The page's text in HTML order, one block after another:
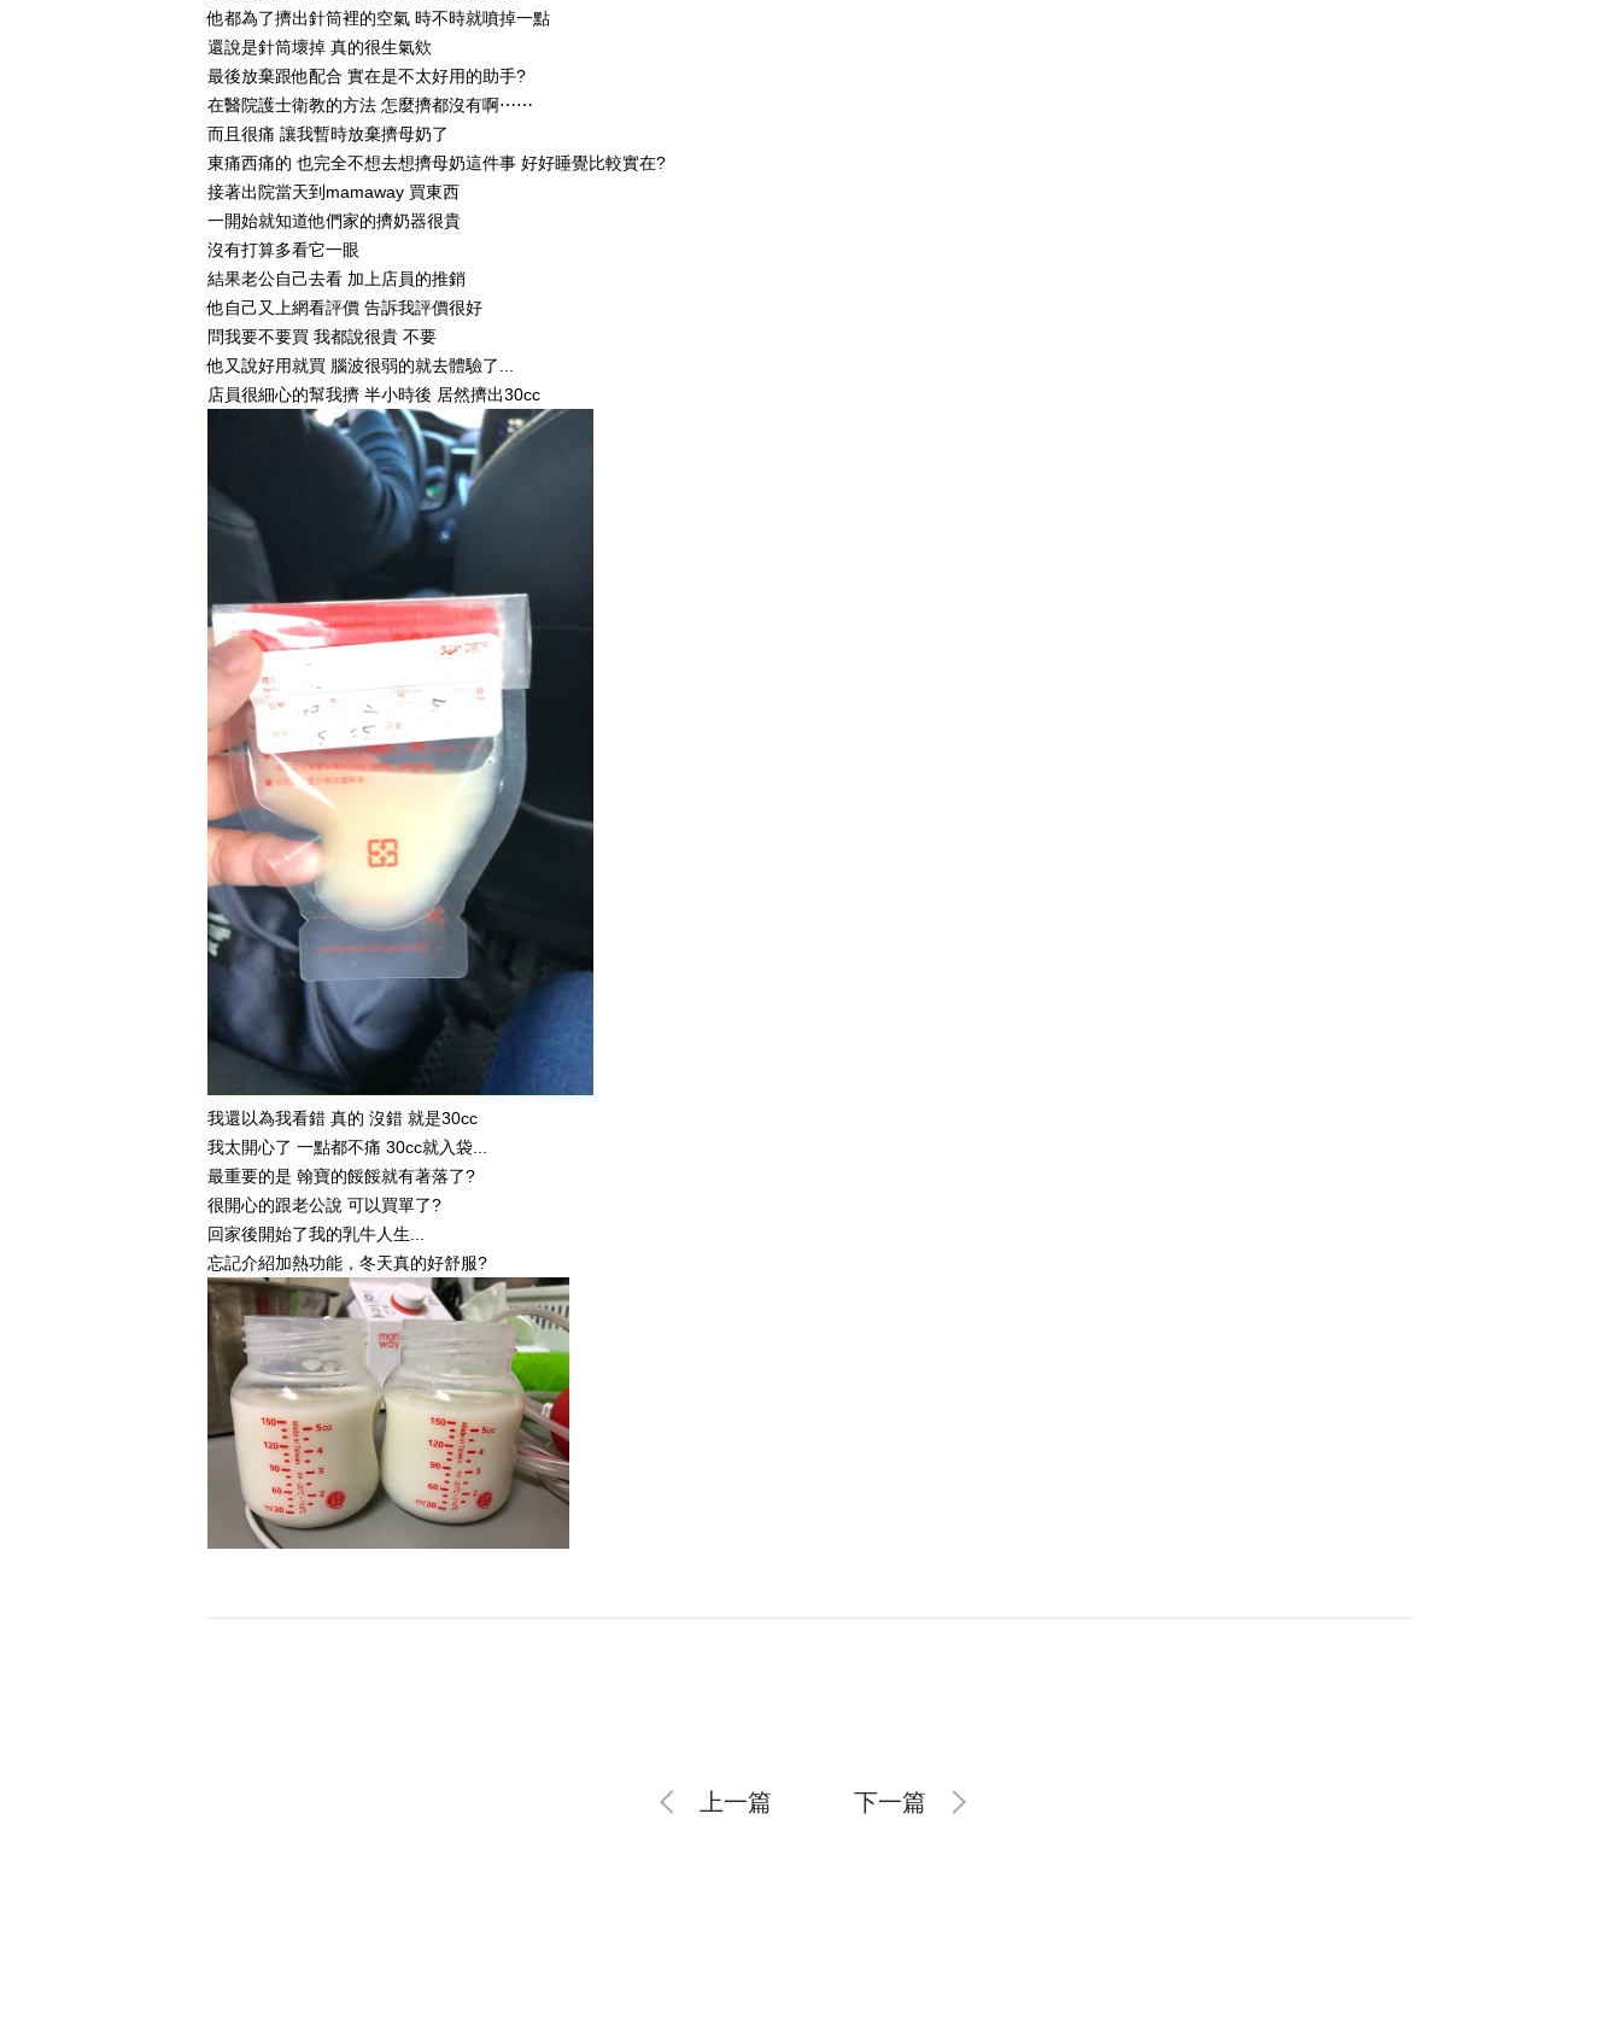
他都為了擠出針筒裡的空氣 時不時就噴掉一點
還說是針筒壞掉 真的很生氣欸
最後放棄跟他配合 實在是不太好用的助手?
在醫院護士衛教的方法 怎麼擠都沒有啊⋯⋯
而且很痛 讓我暫時放棄擠母奶了
東痛西痛的 也完全不想去想擠母奶這件事 好好睡覺比較實在?
接著出院當天到mamaway 買東西
一開始就知道他們家的擠奶器很貴
沒有打算多看它一眼
結果老公自己去看 加上店員的推銷
他自己又上網看評價 告訴我評價很好
問我要不要買 我都說很貴 不要
他又說好用就買 腦波很弱的就去體驗了...
店員很細心的幫我擠 半小時後 居然擠出30cc
我還以為我看錯 真的 沒錯 就是30cc
我太開心了 一點都不痛 30cc就入袋...
最重要的是 翰寶的餒餒就有著落了?
很開心的跟老公說 可以買單了?
回家後開始了我的乳牛人生...
忘記介紹加熱功能，冬天真的好舒服?
上一篇 下一篇